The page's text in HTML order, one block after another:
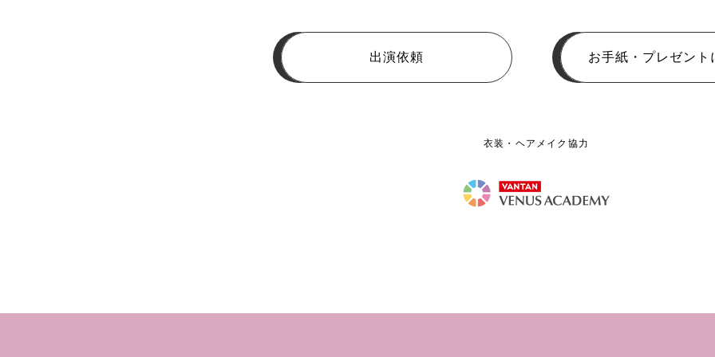
出演依頼 お手紙・プレゼント
衣装・ヘアメイク協力